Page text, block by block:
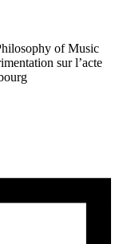
of Music
sur l’acte